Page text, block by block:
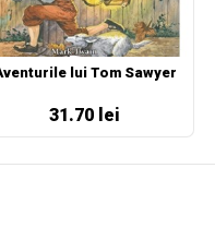
lui Tom Sawyer
31.70 lei